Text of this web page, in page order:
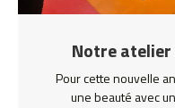
Notre
Pour cette nouvelle
une beauté avec